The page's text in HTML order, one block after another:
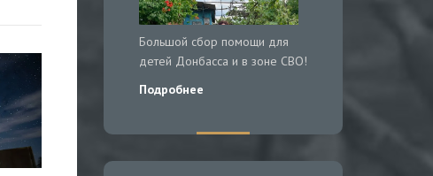
Большой сбор помощи для
детей Донбасса и в зоне СВО!
Подробнее